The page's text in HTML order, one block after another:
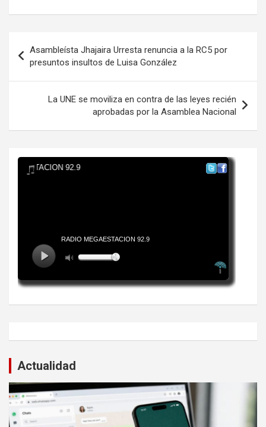
de
entradas
Asambleísta Jhajaira Urresta renuncia a la RC5 por
presuntos insultos de Luisa González
La UNE se moviliza en contra de las leyes recién
aprobadas por la Asamblea Nacional
Actualidad